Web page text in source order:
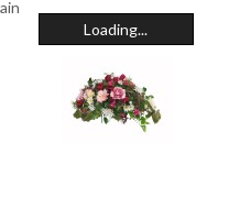
Loading...